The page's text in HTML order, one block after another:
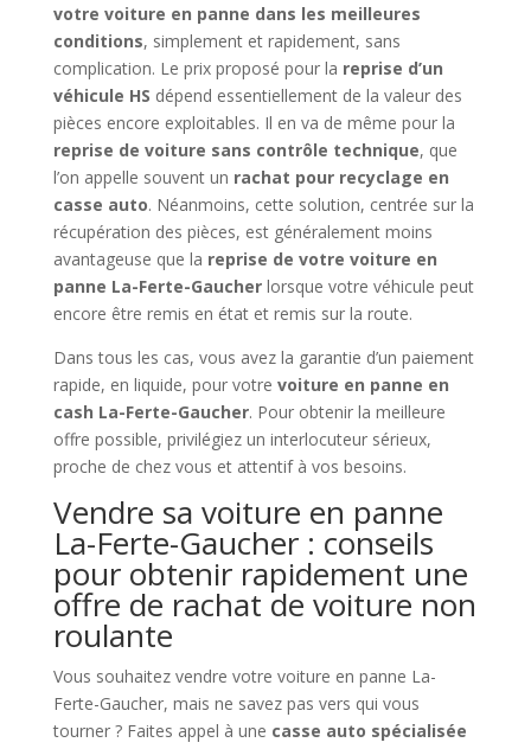
votre voiture en panne dans les meilleures
conditions, simplement et rapidement, sans
complication. Le prix proposé pour la reprise d’un
véhicule HS dépend essentiellement de la valeur des
pièces encore exploitables. Il en va de même pour la
reprise de voiture sans contrôle technique, que
l’on appelle souvent un rachat pour recyclage en
casse auto. Néanmoins, cette solution, centrée sur la
récupération des pièces, est généralement moins
avantageuse que la reprise de votre voiture en
panne La-Ferte-Gaucherlorsque votre véhicule peut
encore être remis en état et remis sur la route.
Dans tous les cas, vous avez la garantie d’un paiement
rapide, en liquide, pour votre voiture en panne en
cash La-Ferte-Gaucher. Pour obtenir la meilleure
offre possible, privilégiez un interlocuteur sérieux,
proche de chez vous et attentif à vos besoins.
Vendre sa voiture en panne
La-Ferte-Gaucher : conseils
pour obtenir rapidement une
offre de rachat de voiture non
roulante
Vous souhaitez vendre votre voiture en panne La-
Ferte-Gaucher, mais ne savez pas vers qui vous
tourner ? Faites appel à une casse auto spécialisée